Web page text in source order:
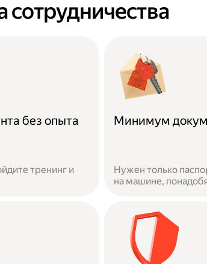
без опыта
тренинг и
Минимум
Нужен только
на машине,